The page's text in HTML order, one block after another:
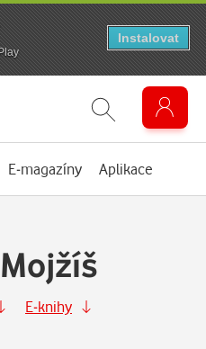
E-magazíny Aplikace
E-knihy
Instalovat